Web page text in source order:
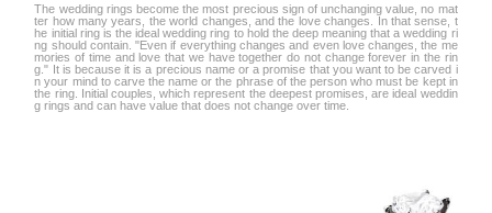
The wedding rings become the most precious sign of unchanging value, no mat
ter how many years, the world changes, and the love changes. In that sense, t
he initial ring is the ideal wedding ring to hold the deep meaning that a wedding ri
ng should contain. "Even if everything changes and even love changes, the me
mories of time and love that we have together do not change forever in the rin
g." It is because it is a precious name or a promise that you want to be carved i
n your mind to carve the name or the phrase of the person who must be kept in
the ring. Initial couples, which represent the deepest promises, are ideal weddin
g rings and can have value that does not change over time.